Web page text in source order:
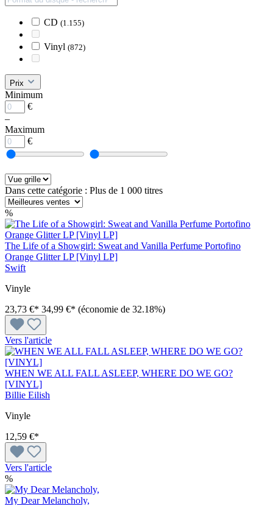
CD (1.155)
Vinyl (872)
Prix
Minimum
€
–
Maximum
€
Dans cette catégorie : Plus de 1 000 titres
%
The Life of a Showgirl: Sweat and Vanilla Perfume Portofino
Orange Glitter LP [Vinyl LP]
Swift
Vinyle
23,73 €* 34,99 €* (économie de 32.18%)
Vers l'article
WHEN WE ALL FALL ASLEEP, WHERE DO WE GO?
[VINYL]
Billie Eilish
Vinyle
12,59 €*
Vers l'article
%
My Dear Melancholy,